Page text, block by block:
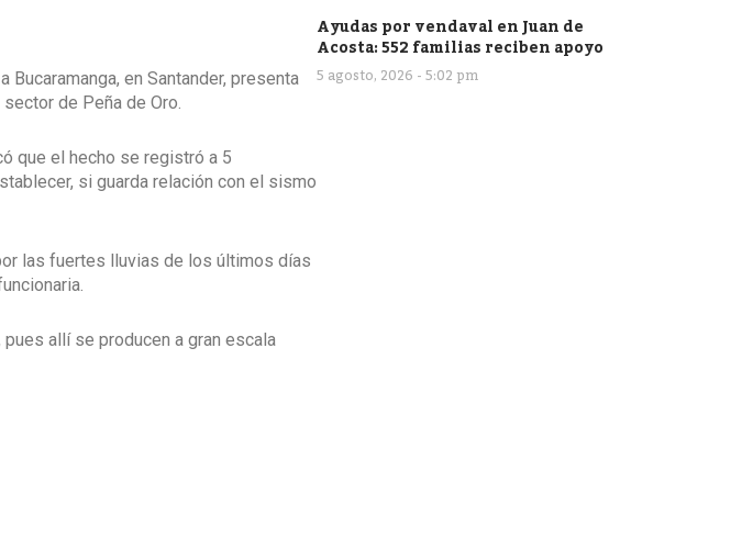
en Santander, presenta
de Peña de Oro.
que el hecho se registró a 5
si guarda relación con el sismo
las fuertes lluvias de los últimos días
allí se producen a gran escala
Ayudas por vendaval en Juan de
Acosta: 552 familias reciben apoyo
5 agosto, 2026 - 5:02 pm